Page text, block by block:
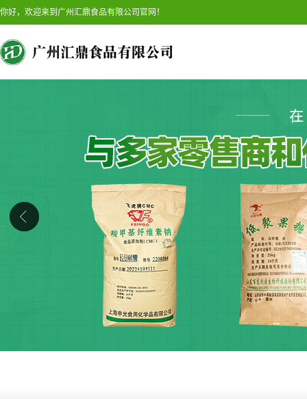
你好，欢迎来到广州汇鼎食品有限公司官网！